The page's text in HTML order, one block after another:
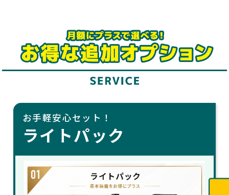
お手軽安心セット！
ライトパック